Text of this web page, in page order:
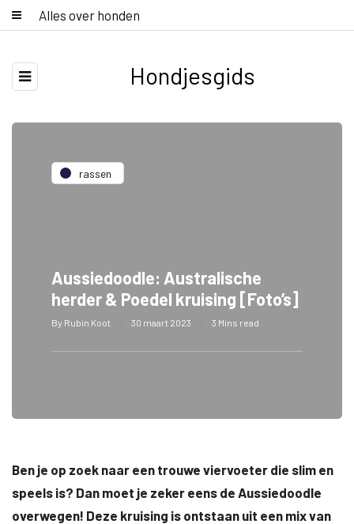
Alles over honden
Hondjesgids
rassen
Aussiedoodle: Australische
herder & Poedel kruising [Foto’s]
By Rubin Koot 30 maart 2023 3 Mins read
Ben je op zoek naar een trouwe viervoeter die slim en
speels is? Dan moet je zeker eens de Aussiedoodle
overwegen! Deze kruising is ontstaan uit een mix van